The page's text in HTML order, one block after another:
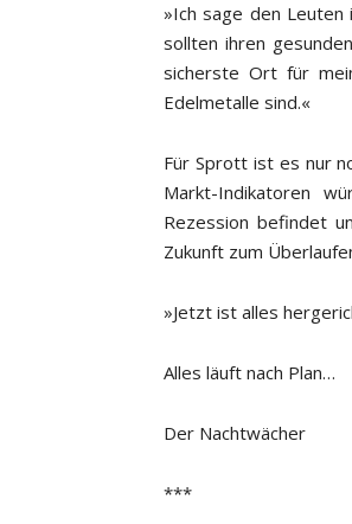
»Ich sage den Leuten
sollten ihren
sicherste Ort für
Edelmetalle sind.«
Für Sprott ist es nur
Markt-Indikatoren
Rezession befindet
Zukunft zum
»Jetzt ist alles
Alles läuft nach Plan…
Der Nachtwächer
***